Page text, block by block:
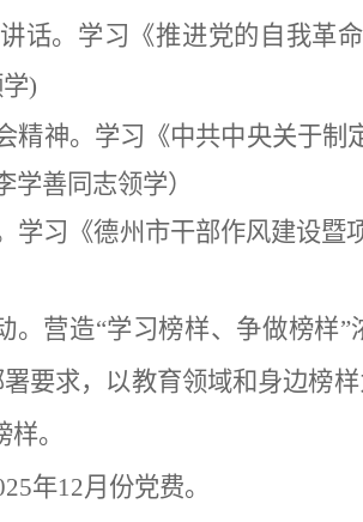
话。 学习《推进党的自我革
)
精神。 学习《中共中央关于制
学善同志领学）
学习《德州市干部作风建设暨
。 营造“学习榜样、争做榜样”
署要求，以教育领域和身边榜
。
年12月份党费。